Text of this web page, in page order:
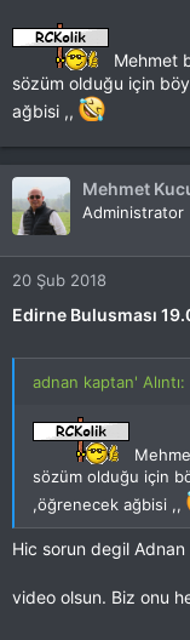
Mehmet
sözüm olduğu için
ağbisi ,,
Mehmet
Administrator
20 Şub 2018
Edirne Bulusması
adnan kaptan' Alıntı:
sözüm olduğu için
,öğrenecek ağbisi ,,
Hic sorun degil
video olsun. Biz onu